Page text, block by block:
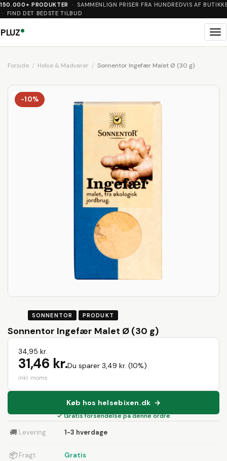
150.000+ PRODUKTER
· SAMMENLIGN PRISER FRA HUNDREDVIS AF
· FIND DET BEDSTE TILBUD
PLUZ
Forside Helse & Madvarer Sonnentor Ingefær Malet Ø (30 g)
-10%
SONNENTOR PRODUKT
Sonnentor Ingefær Malet Ø (30 g)
34,95 kr.
31,46 kr.Du sparer 3,49 kr. (10%)
inkl. moms
Køb hos helsebixen.dk →
✓ Gratis forsendelse på denne ordre
🚚 Levering 1-3 hverdage
📦 Fragt Gratis